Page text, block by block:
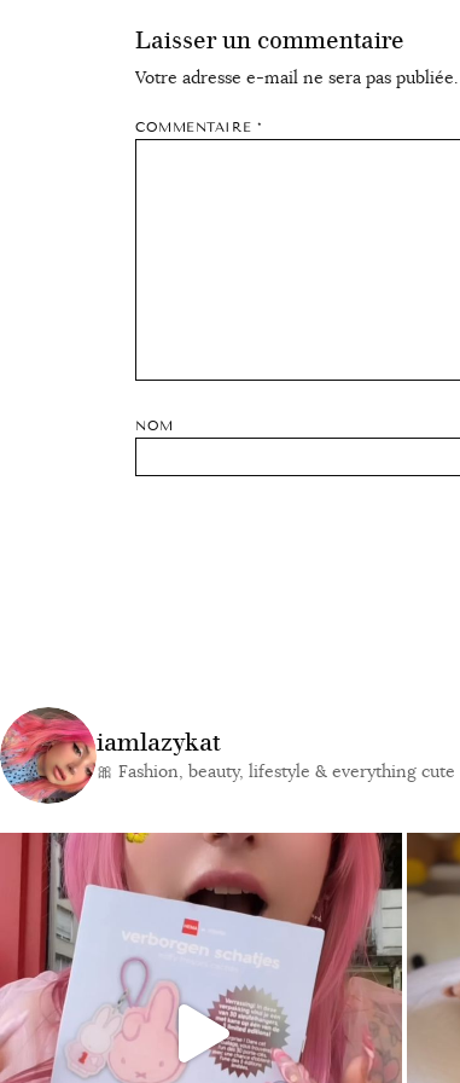
Laisser un commentaire
Votre adresse e-mail ne sera pas publiée.
COMMENTAIRE *
NOM
iamlazykat
🎀 Fashion, beauty, lifestyle & everything cute